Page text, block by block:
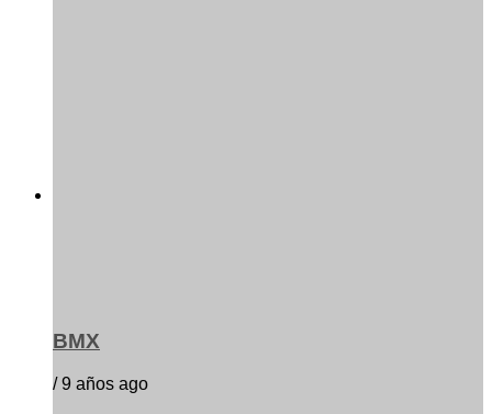
BMX
/ 9 años ago